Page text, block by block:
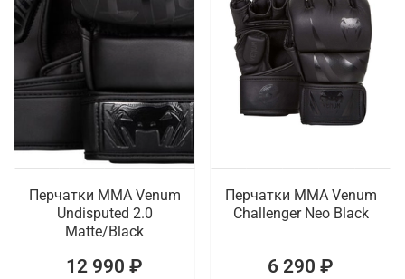
Перчатки ММА Venum
Undisputed 2.0
Matte/Black
12 990 ₽
Перчатки ММА Venum
Challenger Neo Black
6 290 ₽